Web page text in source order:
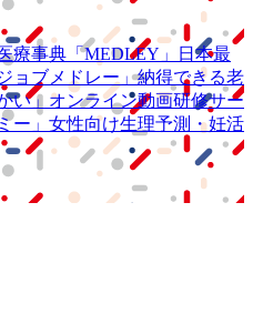
療事典 「MEDLEY」
日本最
ジョブメドレー」納得できる老
い」 オンライン動画研修サー
ー」 女性向け生理予測・妊活